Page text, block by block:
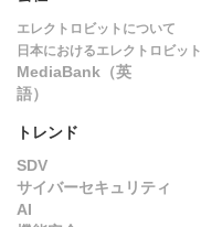
エレクトロビットについて
日本におけるエレクトロビット
MediaBank（英
語）
トレンド
SDV
サイバーセキュリティ
AI